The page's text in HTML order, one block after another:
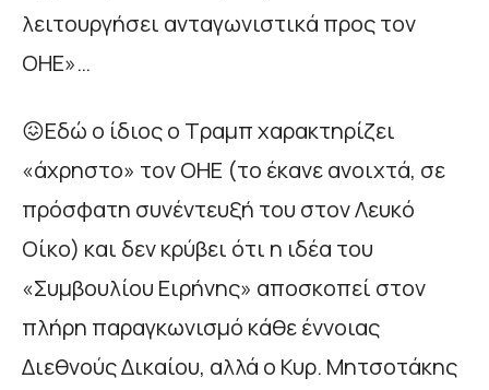
λειτουργήσει ανταγωνιστικά προς τον
ΟΗΕ»…
😖Εδώ ο ίδιος ο Τραμπ χαρακτηρίζει
«άχρηστο» τον ΟΗΕ (το έκανε ανοιχτά, σε
πρόσφατη συνέντευξή του στον Λευκό
Οίκο) και δεν κρύβει ότι η ιδέα του
«Συμβουλίου Ειρήνης» αποσκοπεί στον
πλήρη παραγκωνισμό κάθε έννοιας
Διεθνούς Δικαίου, αλλά ο Κυρ. Μητσοτάκης